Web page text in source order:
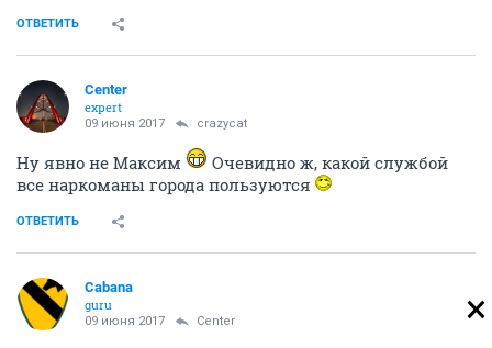
ОТВЕТИТЬ
Center
expert
09 июня 2017 crazycat
Ну явно не Максим
Очевидно ж, какой службой
все наркоманы города пользуются
ОТВЕТИТЬ
Cabana
guru
09 июня 2017 Center